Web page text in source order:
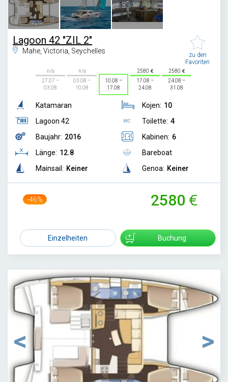
Lagoon 42 "ZIL 2"
Mahe, Victoria, Seychelles
zu den
Favoriten
n/a
27.07 –
03.08
n/a
03.08 –
10.08
10.08 –
17.08
2580
17.08 –
24.08
2580
24.08 –
31.08
Katamaran
Lagoon 42
Baujahr: 2016
Länge: 12.8
Mainsail: Keiner
Kojen: 10
Toilette: 4
Kabinen: 6
Bareboat
Genoa: Keiner
-46% 2580
Einzelheiten Buchung